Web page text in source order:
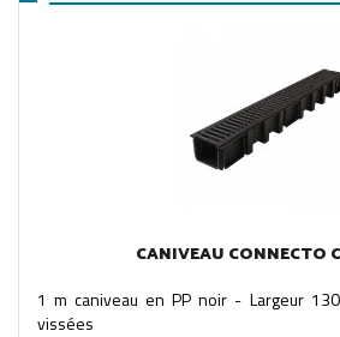
CANIVEAU CONNECTO
1 m caniveau en PP noir - Largeur
vissées